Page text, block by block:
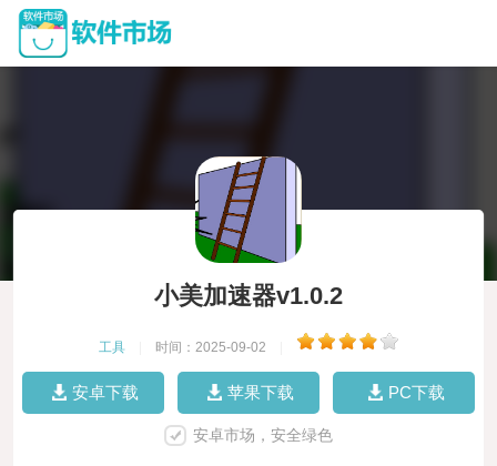
小美加速器v1.0.2
工具 时间：2025-09-02
安卓下载 苹果下载 PC下载
安卓市场，安全绿色